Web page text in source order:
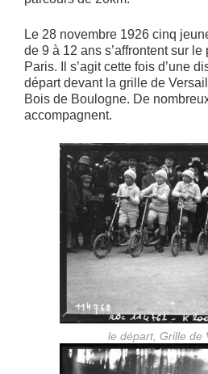
Le 28 novembre 1926 cinq
de 9 à 12 ans s’affrontent sur
Paris. Il s’agit cette fois d’une
départ devant la grille de
Bois de Boulogne. De
accompagnent.
le départ, Grille de